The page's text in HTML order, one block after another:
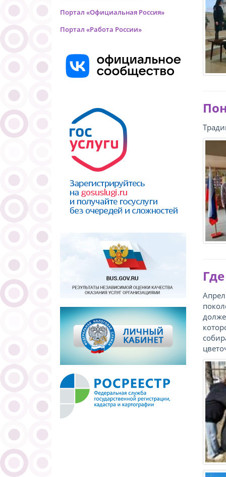
Портал «Официальная Россия»
Портал «Работа России»